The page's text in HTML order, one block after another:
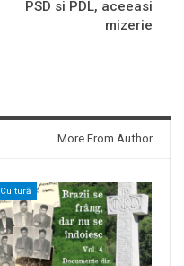
PSD si PDL, aceeasi
mizerie
More From Author
Cultură